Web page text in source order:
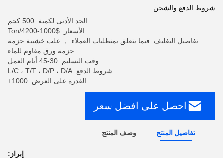
شروط الدفع والشحن
الحد الأدنى لكمية: 500 كجم
الأسعار: $1000-4200/Ton
تفاصيل التغليف: فيما يتعلق بمتطلبات العملاء ， علب خشبية حزمة
حزمة ورق مقاوم للماء
وقت التسليم: 30-45 أيام العمل
شروط الدفع: L/C ، T/T ، D/P ، D/A
القدرة على العرض: 1000+
احصل على افضل سعر
تفاصيل المنتج وصف المنتج
إبراز: